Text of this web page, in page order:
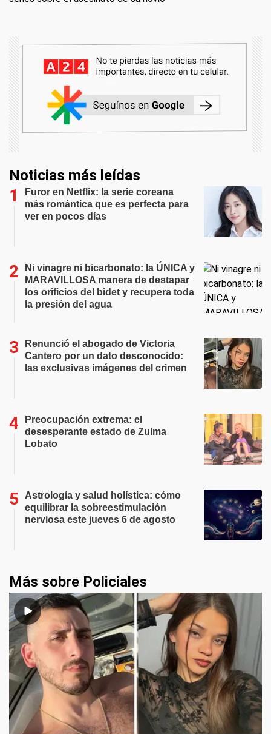
Noticias más leídas
Furor en Netflix: la serie coreana
más romántica que es perfecta para
ver en pocos días
Ni vinagre ni bicarbonato: la ÚNICA y
MARAVILLOSA manera de destapar
los orificios del bidet y recupera toda
la presión del agua
Renunció el abogado de Victoria
Cantero por un dato desconocido:
las exclusivas imágenes del crimen
Preocupación extrema: el
desesperante estado de Zulma
Lobato
Astrología y salud holística: cómo
equilibrar la sobreestimulación
nerviosa este jueves 6 de agosto
Más sobre Policiales